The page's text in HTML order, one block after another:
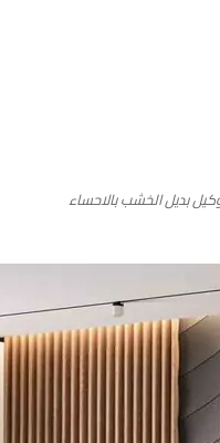
بديل الخشب بالاحساء